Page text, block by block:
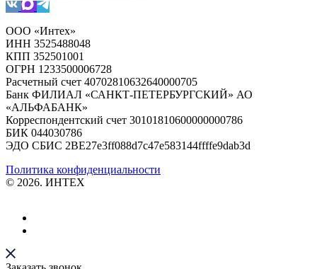
ООО «Интех»
ИНН 3525488048
КПП 352501001
ОГРН 1233500006728
Расчетный счет 40702810632640000705
Банк ФИЛИАЛ «САНКТ-ПЕТЕРБУРГСКИЙ» АО
«АЛЬФАБАНК»
Корреспондентский счет 30101810600000000786
БИК 044030786
ЭДО СБИС 2BE27e3ff088d7c47e583144ffffe9dab3d
Политика конфиденциальности
© 2026. ИНТЕХ